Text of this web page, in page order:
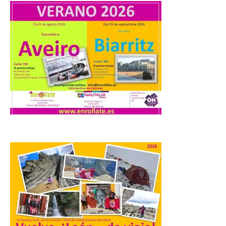
castillo del Asmesnal, un
BIC en estado de ruina
7 Ago 2026
Un Bien de Interés
Cultural abandonado
desde 1949. Los
procuradores leonesistas
plantean que la Junta
contacte cuanto antes con los
propietarios para exigirles medidas
Unión del Pueblo […]
La Universidad de León
distribuye folletos con la
programación del evento
del eclipse solar que